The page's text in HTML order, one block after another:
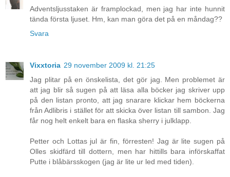
Adventsljusstaken är framplockad, men jag har inte hunnit
tända första ljuset. Hm, kan man göra det på en måndag??
Svara
Vixxtoria 29 november 2009 kl. 21:25
Jag plitar på en önskelista, det gör jag. Men problemet är
att jag blir så sugen på att läsa alla böcker jag skriver upp
på den listan pronto, att jag snarare klickar hem böckerna
från Adlibris i stället för att skicka över listan till sambon. Jag
får nog helt enkelt bara en flaska sherry i julklapp.
Petter och Lottas jul är fin, förresten! Jag är lite sugen på
Olles skidfärd till dottern, men har hittills bara införskaffat
Putte i blåbärsskogen (jag är lite ur led med tiden).